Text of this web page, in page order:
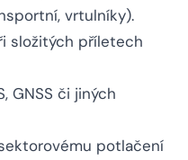
vrtulníky).
složitých příletech
GNSS či jiných
potlačení